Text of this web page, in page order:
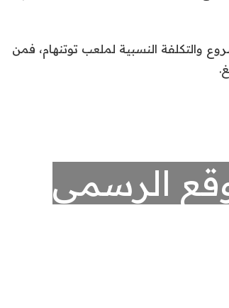
والتكلفة النسبية لملعب توتنهام، فمن
الرسمي